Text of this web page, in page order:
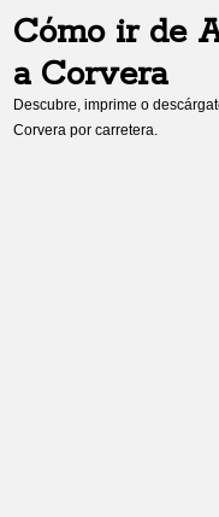
Cómo ir de
a Corvera
Descubre, imprime o
Corvera por carretera.